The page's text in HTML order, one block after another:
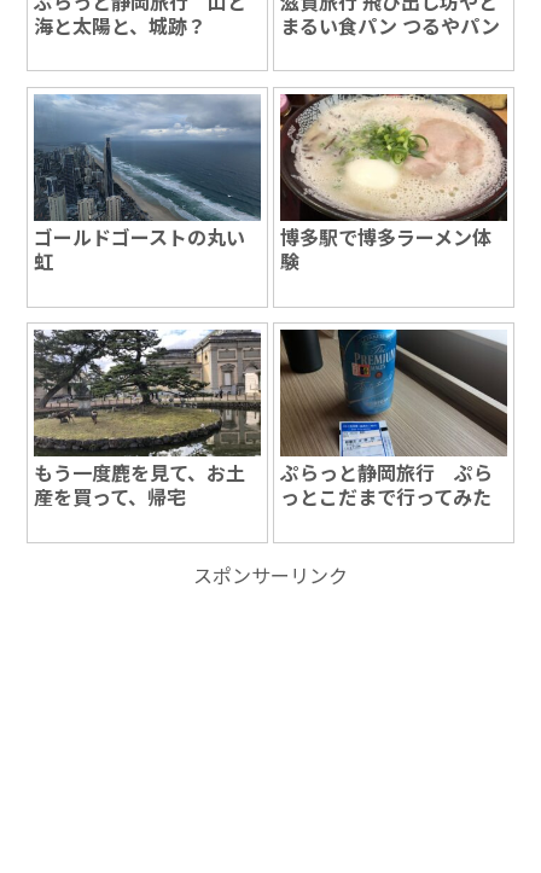
海と太陽と、城跡？
まるい食パン つるやパン
ゴールドゴーストの丸い
虹
博多駅で博多ラーメン体
験
もう一度鹿を見て、お土
産を買って、帰宅
ぷらっと静岡旅行 ぷら
っとこだまで行ってみた
スポンサーリンク